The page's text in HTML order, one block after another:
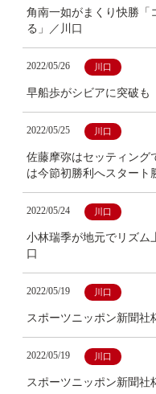
角南一如がまくり快勝「
る」／川口
2022/05/26 川口
早船歩がシビアに突破も
2022/05/25 川口
佐藤摩弥はセッティング
は今節初勝利へスタート
2022/05/24 川口
小林瑞季が地元でリズム
口
2022/05/19 川口
スポーツニッポン新聞社
2022/05/19 川口
スポーツニッポン新聞社